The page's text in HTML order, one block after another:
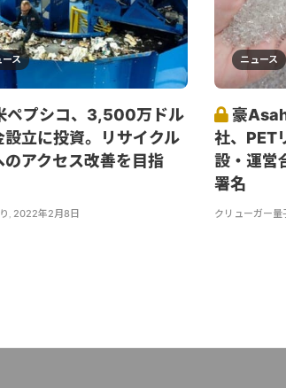
ース
ペプシコ、3,500万ドル
設立に投資。リサイクル
のアクセス改善を目指
2022年2月8日
ニュース
豪
社、PET
設・運営
署名
クリューガー量